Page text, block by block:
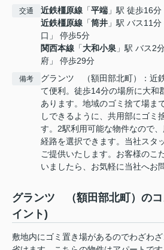
交通 近鉄橿原線 「平端 」駅 徒歩16分
近鉄橿原線 「筒井 」駅 バス11
口」 停歩5分
関西本線 「大和小泉 」駅 バス2
府」 停歩29分
備考
グランツ （額田部北町）：近
て便利。徒歩14分の場所に大和
あります。地域のゴミ捨て場ま
しできるように、共用部にゴミ
す。2駅利用可能な物件なので
経路を選択できます。当社スタ
ご提供いたします。お客様のこ
いましたら、お気軽に当社へお
グランツ （額田部北町）の
イント)
敷地内にゴミ置き場があるのでわざわ